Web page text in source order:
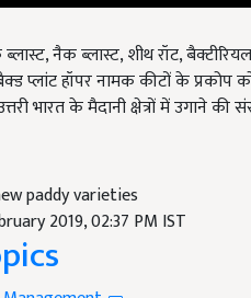
प्लांट हॉपर नामक कीटों के प्रकोप
भारत के मैदानी क्षेत्रों में उगाने की
2019, 02:37 PM IST